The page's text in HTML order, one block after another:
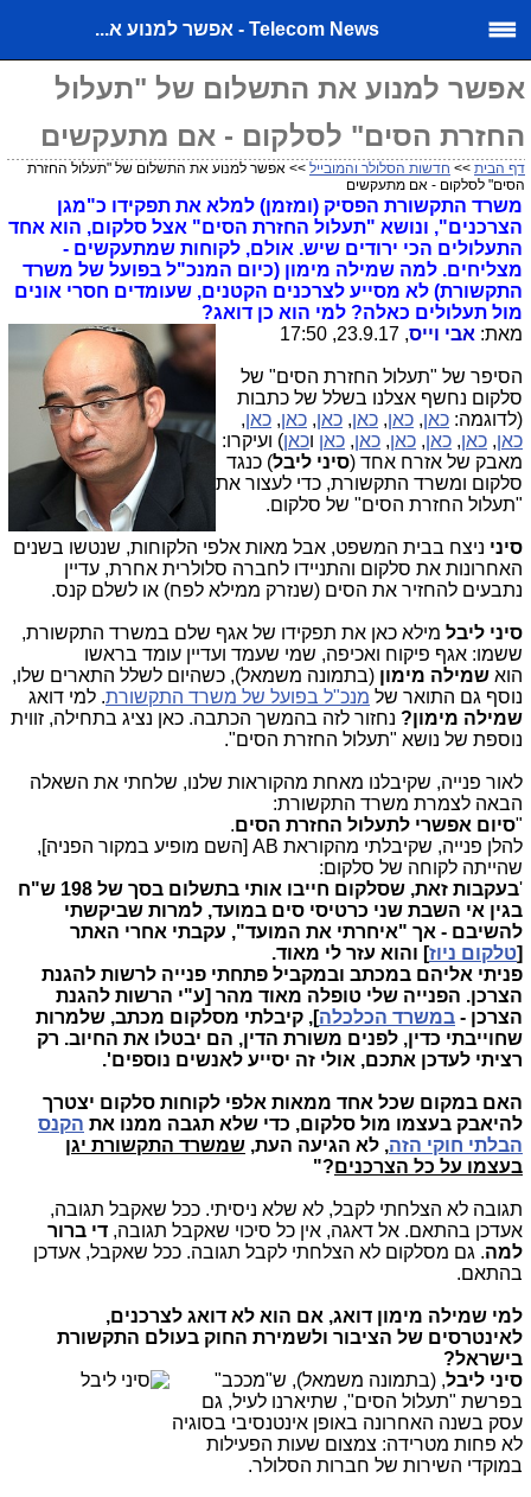
Telecom News - אפשר למנוע א...
אפשר למנוע את התשלום של "תעלול
החזרת הסים" לסלקום - אם מתעקשים
דף הבית >> חדשות הסלולר והמובייל >> אפשר למנוע את התשלום של "תעלול החזרת
הסים" לסלקום - אם מתעקשים
משרד התקשורת הפסיק (ומזמן) למלא את תפקידו כ"מגן
הצרכנים", ונושא "תעלול החזרת הסים" אצל סלקום, הוא אחד
התעלולים הכי ירודים שיש. אולם, לקוחות שמתעקשים -
מצליחים. למה שמילה מימון (כיום המנכ"ל בפועל של משרד
התקשורת) לא מסייע לצרכנים הקטנים, שעומדים חסרי אונים
מול תעלולים כאלה? למי הוא כן דואג?
מאת: אבי וייס, 23.9.17, 17:50
הסיפר של "תעלול החזרת הסים" של
סלקום נחשף אצלנו בשלל של כתבות
(לדוגמה: כאן, כאן, כאן, כאן, כאן, כאן,
כאן, כאן, כאן, כאן, כאן, כאן וכאן) ועיקרו:
מאבק של אזרח אחד (סיני ליבל) כנגד
סלקום ומשרד התקשורת, כדי לעצור את
"תעלול החזרת הסים" של סלקום.
סיני ניצח בבית המשפט, אבל מאות אלפי הלקוחות, שנטשו בשנים
האחרונות את סלקום והתניידו לחברה סלולרית אחרת, עדיין
נתבעים להחזיר את הסים (שנזרק ממילא לפח) או לשלם קנס.
סיני ליבל מילא כאן את תפקידו של אגף שלם במשרד התקשורת,
ששמו: אגף פיקוח ואכיפה, שמי שעמד ועדיין עומד בראשו
הוא שמילה מימון (בתמונה משמאל), כשהיום לשלל התארים שלו,
נוסף גם התואר של מנכ"ל בפועל של משרד התקשורת. למי דואג
שמילה מימון? נחזור לזה בהמשך הכתבה. כאן נציג בתחילה, זווית
נוספת של נושא "תעלול החזרת הסים".
לאור פנייה, שקיבלנו מאחת מהקוראות שלנו, שלחתי את השאלה
הבאה לצמרת משרד התקשורת:
"סיום אפשרי לתעלול החזרת הסים.
להלן פנייה, שקיבלתי מהקוראת AB [השם מופיע במקור הפניה],
שהייתה לקוחה של סלקום:
'
בעקבות זאת, שסלקום חייבו אותי בתשלום בסך של 198 ש"ח
בגין אי השבת שני כרטיסי סים במועד, למרות שביקשתי
להשיבם - אך "איחרתי את המועד", עקבתי אחרי האתר
[טלקום ניוז] והוא עזר לי מאוד.
פניתי אליהם במכתב ובמקביל פתחתי פנייה לרשות להגנת
הצרכן. הפנייה שלי טופלה מאוד מהר [ע"י הרשות להגנת
הצרכן - במשרד הכלכלה], קיבלתי מסלקום מכתב, שלמרות
שחוייבתי כדין, לפנים משורת הדין, הם יבטלו את החיוב. רק
רציתי לעדכן אתכם, אולי זה יסייע לאנשים נוספים'.
האם במקום שכל אחד ממאות אלפי לקוחות סלקום יצטרך
להיאבק בעצמו מול סלקום, כדי שלא תגבה ממנו את הקנס
הבלתי חוקי הזה, לא הגיעה העת, שמשרד התקשורת יגן
בעצמו על כל הצרכנים?"
תגובה לא הצלחתי לקבל, לא שלא ניסיתי. ככל שאקבל תגובה,
אעדכן בהתאם. אל דאגה, אין כל סיכוי שאקבל תגובה, די ברור
למה. גם מסלקום לא הצלחתי לקבל תגובה. ככל שאקבל, אעדכן
בהתאם.
למי שמילה מימון דואג, אם הוא לא דואג לצרכנים,
לאינטרסים של הציבור ולשמירת החוק בעולם התקשורת
בישראל?
סיני ליבל, (בתמונה משמאל), ש"מככב"
בפרשת "תעלול הסים", שתיארנו לעיל, גם
עסק בשנה האחרונה באופן אינטנסיבי בסוגיה
לא פחות מטרידה: צמצום שעות הפעילות
במוקדי השירות של חברות הסלולר.